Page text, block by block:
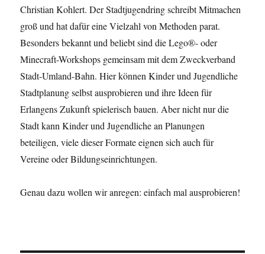
Christian Kohlert. Der Stadtjugendring schreibt Mitmachen
groß und hat dafür eine Vielzahl von Methoden parat.
Besonders bekannt und beliebt sind die Lego®- oder
Minecraft-Workshops gemeinsam mit dem Zweckverband
Stadt-Umland-Bahn. Hier können Kinder und Jugendliche
Stadtplanung selbst ausprobieren und ihre Ideen für
Erlangens Zukunft spielerisch bauen. Aber nicht nur die
Stadt kann Kinder und Jugendliche an Planungen
beteiligen, viele dieser Formate eignen sich auch für
Vereine oder Bildungseinrichtungen.
Genau dazu wollen wir anregen: einfach mal ausprobieren!